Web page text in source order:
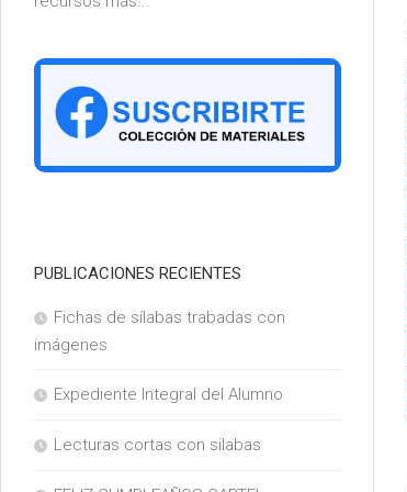
PUBLICACIONES RECIENTES
Fichas de sílabas trabadas con
imágenes
Expediente Integral del Alumno
Lecturas cortas con silabas